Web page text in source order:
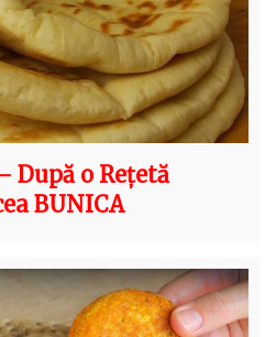
După o Rețetă
BUNICA